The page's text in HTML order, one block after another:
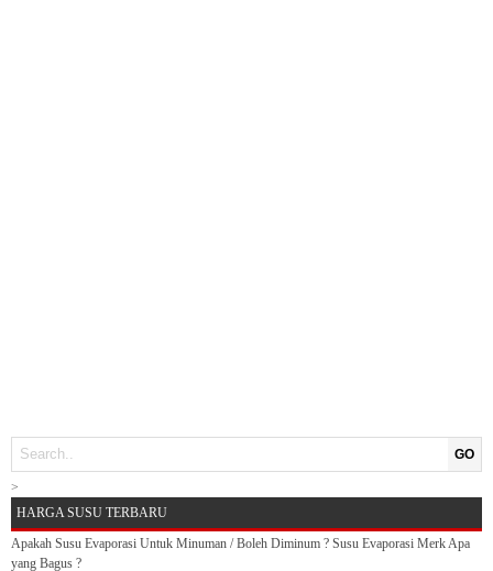
GO
>
HARGA SUSU TERBARU
Apakah Susu Evaporasi Untuk Minuman / Boleh Diminum ? Susu Evaporasi Merk Apa
yang Bagus ?